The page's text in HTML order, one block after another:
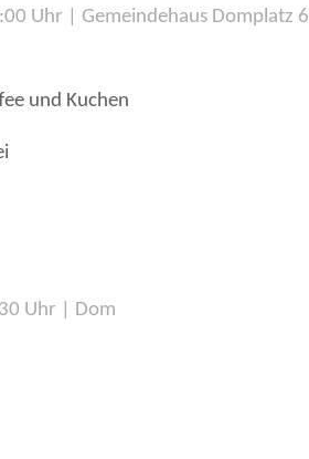
Uhr | Gemeindehaus Domplatz 6
und Kuchen
Uhr | Dom